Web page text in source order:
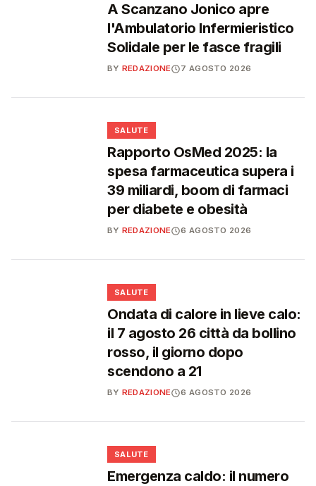
A Scanzano Jonico apre
l'Ambulatorio Infermieristico
Solidale per le fasce fragili
BY REDAZIONE 7 AGOSTO 2026
SALUTE
Rapporto OsMed 2025: la
spesa farmaceutica supera i
39 miliardi, boom di farmaci
per diabete e obesità
BY REDAZIONE 6 AGOSTO 2026
SALUTE
Ondata di calore in lieve calo:
il 7 agosto 26 città da bollino
rosso, il giorno dopo
scendono a 21
BY REDAZIONE 6 AGOSTO 2026
SALUTE
Emergenza caldo: il numero